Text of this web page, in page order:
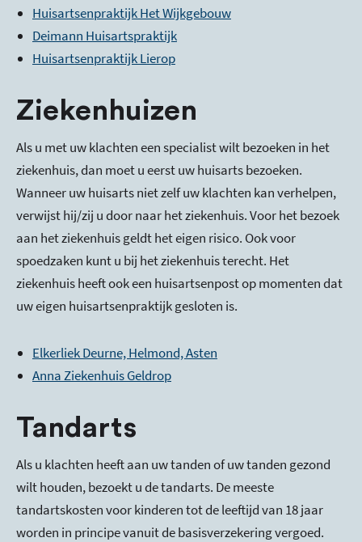
Huisartsenpraktijk Het Wijkgebouw
Deimann Huisartspraktijk
Huisartsenpraktijk Lierop
Ziekenhuizen
Als u met uw klachten een specialist wilt bezoeken in het
ziekenhuis, dan moet u eerst uw huisarts bezoeken.
Wanneer uw huisarts niet zelf uw klachten kan verhelpen,
verwijst hij/zij u door naar het ziekenhuis. Voor het bezoek
aan het ziekenhuis geldt het eigen risico. Ook voor
spoedzaken kunt u bij het ziekenhuis terecht. Het
ziekenhuis heeft ook een huisartsenpost op momenten dat
uw eigen huisartsenpraktijk gesloten is.
Elkerliek Deurne, Helmond, Asten
Anna Ziekenhuis Geldrop
Tandarts
Als u klachten heeft aan uw tanden of uw tanden gezond
wilt houden, bezoekt u de tandarts. De meeste
tandartskosten voor kinderen tot de leeftijd van 18 jaar
worden in principe vanuit de basisverzekering vergoed.